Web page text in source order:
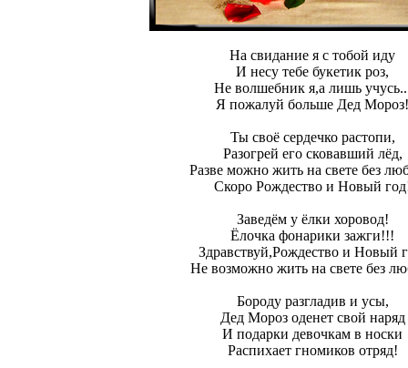
На свидание я с тобой иду
И несу тебе букетик роз,
Не волшебник я,а лишь
Я пожалуй больше Дед Мороз!
Ты своё сердечко растопи,
Разогрей его сковавший лёд,
Разве можно жить на свете без
Скоро Рождество и Новый
Заведём у ёлки хоровод!
Ёлочка фонарики зажги!!!
Здравствуй,Рождество и Новый
Не возможно жить на свете без
Бороду разгладив и усы,
Дед Мороз оденет свой наряд
И подарки девочкам в носки
Распихает гномиков отряд!